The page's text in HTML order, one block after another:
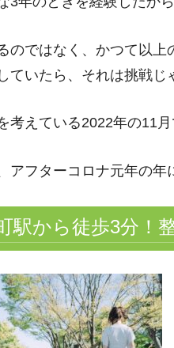
のではなく、かつて以上
ていたら、それは挑戦じ
考えている2022年の11月
アフターコロナ元年の年
駅から徒歩3分！